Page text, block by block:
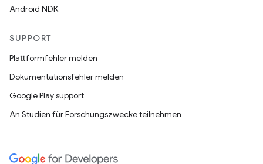
Android NDK
SUPPORT
Plattformfehler melden
Dokumentationsfehler melden
Google Play support
An Studien für Forschungszwecke teilnehmen